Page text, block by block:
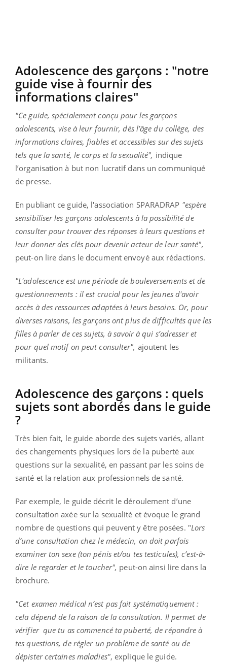
Adolescence des garçons : "notre
guide vise à fournir des
informations claires"
"Ce guide, spécialement conçu pour les garçons
adolescents, vise à leur fournir, dès l’âge du collège, des
informations claires, fiables et accessibles sur des sujets
tels que la santé, le corps et la sexualité", indique
l’organisation à but non lucratif dans un communiqué
de presse.
En publiant ce guide, l'association SPARADRAP "espère
sensibiliser les garçons adolescents à la possibilité de
consulter pour trouver des réponses à leurs questions et
leur donner des clés pour devenir acteur de leur santé",
peut-on lire dans le document envoyé aux rédactions.
"L'adolescence est une période de bouleversements et de
questionnements : il est crucial pour les jeunes d'avoir
accès à des ressources adaptées à leurs besoins. Or, pour
diverses raisons, les garçons ont plus de difficultés que les
filles à parler de ces sujets, à savoir à qui s’adresser et
pour quel motif on peut consulter", ajoutent les
militants.
Adolescence des garçons : quels
sujets sont abordés dans le guide
?
Très bien fait, le guide aborde des sujets variés, allant
des changements physiques lors de la puberté aux
questions sur la sexualité, en passant par les soins de
santé et la relation aux professionnels de santé.
Par exemple, le guide décrit le déroulement d’une
consultation axée sur la sexualité et évoque le grand
nombre de questions qui peuvent y être posées. "Lors
d’une consultation chez le médecin, on doit parfois
examiner ton sexe (ton pénis et/ou tes testicules), c’est-à-
dire le regarder et le toucher", peut-on ainsi lire dans la
brochure.
"Cet examen médical n’est pas fait systématiquement :
cela dépend de la raison de la consultation. Il permet de
vérifier que tu as commencé ta puberté, de répondre à
tes questions, de régler un problème de santé ou de
dépister certaines maladies", explique le guide.